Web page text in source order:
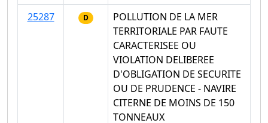
25287
D
POLLUTION DE LA MER
TERRITORIALE PAR FAUTE
CARACTERISEE OU
VIOLATION DELIBEREE
D'OBLIGATION DE SECURITE
OU DE PRUDENCE - NAVIRE
CITERNE DE MOINS DE 150
TONNEAUX